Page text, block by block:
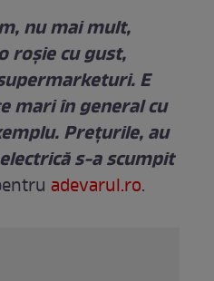
nu mai mult,
roșie cu gust,
E
mari în general cu
Prețurile, au
s-a scumpit
adevarul.ro.